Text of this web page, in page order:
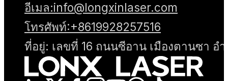
อีเมล:info@longxinlaser.com
โทรศัพท์:+8619928257516
ที่อยู่: เลขที่ 16 ถนนซีอาน เมืองตานซา อ